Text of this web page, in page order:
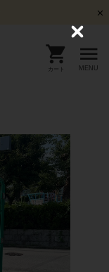
カート MENU
C
o
s